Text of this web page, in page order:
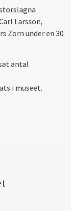
Larsson,
Zorn under en 30
antal
i museet.